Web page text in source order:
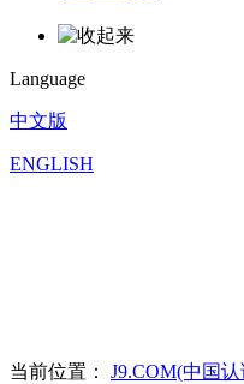
Language
中文版
ENGLISH
当前位置： J9.COM(中国